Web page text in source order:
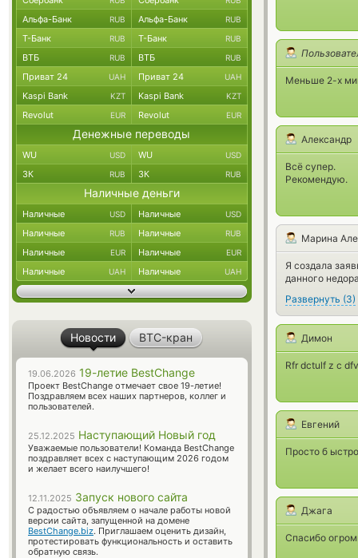
Меньше 2-х
Александр
Всё супер.
Рекомендую.
Марина
Я создала
данного
Развернуть (3)
Димон
Rfr dctulf z c
Евгений
Просто б
Джага
Спасибо
Альфа-Банк RUB Альфа-Банк RUB
Т-Банк RUB Т-Банк RUB
ВТБ RUB ВТБ RUB
Приват 24 UAH Приват 24 UAH
Kaspi Bank KZT Kaspi Bank KZT
Revolut EUR Revolut EUR
Денежные переводы
WU USD WU USD
ЗК RUB ЗК RUB
Наличные деньги
Наличные USD Наличные USD
Наличные RUB Наличные RUB
Наличные EUR Наличные EUR
Наличные UAH Наличные UAH
Новости BTC-кран
19.06.2026 19-летие BestChange
Проект BestChange отмечает свое 19-летие!
Поздравляем всех наших партнеров, коллег и
пользователей.
25.12.2025 Наступающий Новый год
Уважаемые пользователи! Команда BestChange
поздравляет всех с наступающим 2026 годом
и желает всего наилучшего!
12.11.2025 Запуск нового сайта
С радостью объявляем о начале работы новой
версии сайта, запущенной на домене
BestChange.biz. Приглашаем оценить дизайн,
протестировать функциональность и оставить
обратную связь.